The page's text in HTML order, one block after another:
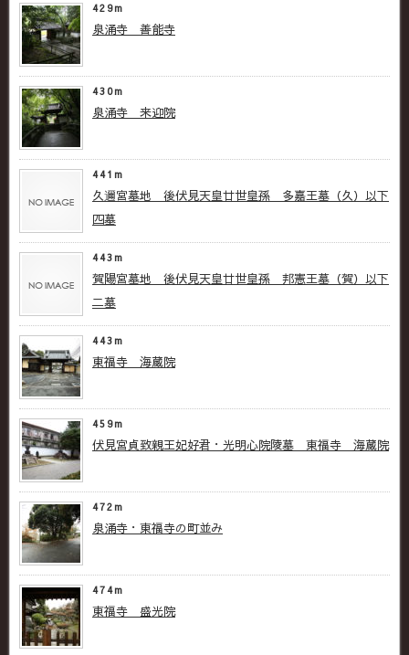
429m
泉涌寺 善能寺
430m
泉涌寺 来迎院
441m
久邇宮墓地 後伏見天皇廿世皇孫 多嘉王墓（久）以下
四墓
443m
賀陽宮墓地 後伏見天皇廿世皇孫 邦憲王墓（賀）以下
二墓
443m
東福寺 海蔵院
459m
伏見宮貞致親王妃好君・光明心院陵墓 東福寺 海蔵院
472m
泉涌寺・東福寺の町並み
474m
東福寺 盛光院